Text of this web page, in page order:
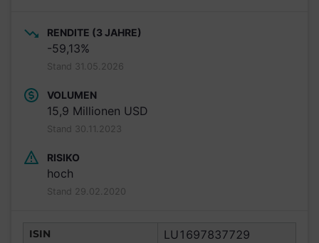
RENDITE (3 JAHRE)
-59,13%
Stand 31.05.2026
VOLUMEN
15,9 Millionen USD
Stand 30.11.2023
RISIKO
hoch
Stand 29.02.2020
ISIN LU1697837729